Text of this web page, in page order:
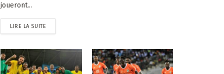
joueront...
LIRE LA SUITE